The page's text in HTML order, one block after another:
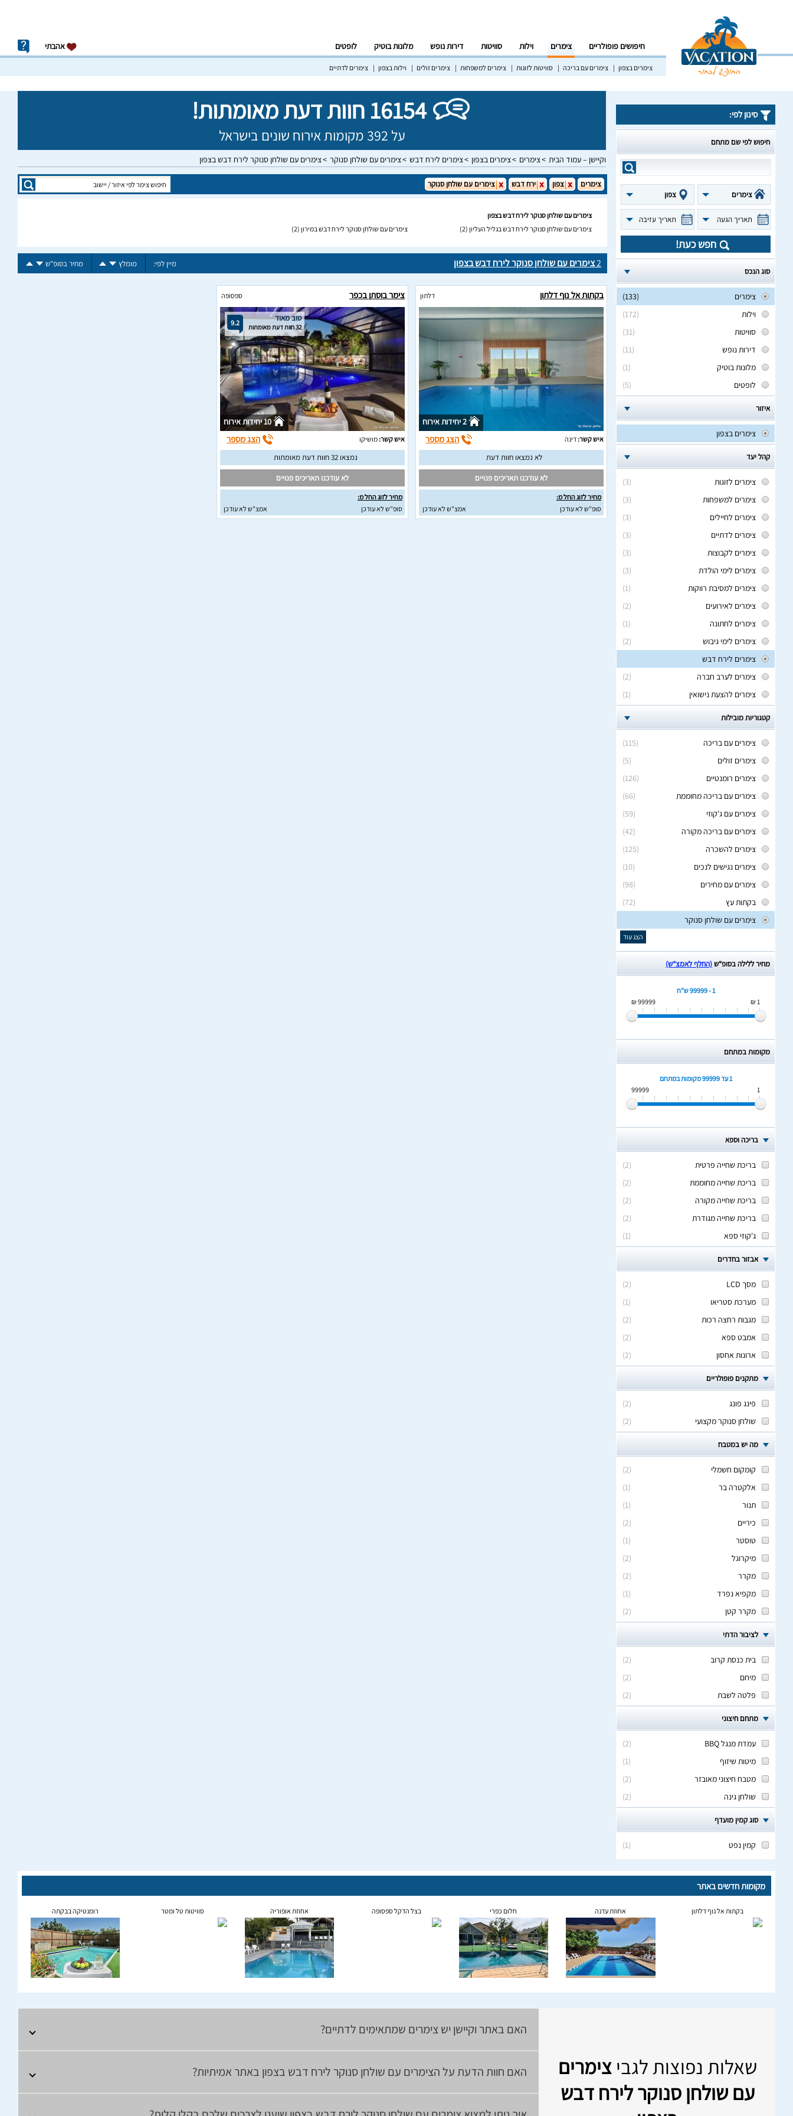
חיפושים פופולריים צימרים וילות סוויטות דירות נופש מלונות בוטיק לופטים אהבתי
צימרים בצפון צימרים עם בריכה סוויטות לזוגות צימרים למשפחות צימרים זולים וילות בצפון צימרים לדתיים
16154 חוות דעת מאומתות!
על 392 מקומות אירוח שונים בישראל
וקיישן – עמוד הבית צימרים צימרים בצפון צימרים לירח דבש צימרים עם שולחן סנוקר צימרים עם שולחן סנוקר לירח דבש בצפון
סינון לפי:
חיפוש לפי שם מתחם
צימרים צפון
תאריך הגעה תאריך עזיבה
חפש כעת!
סוג הנכס
(133)
צימרים
(172)
וילות
(31)
סוויטות
(11)
דירות נופש
(1)
מלונות בוטיק
(5)
לופטים
איזור
צימרים בצפון
קהל יעד
(3)
צימרים לזוגות
(3)
צימרים למשפחות
(3)
צימרים לחיילים
(3)
צימרים לדתיים
(3)
צימרים לקבוצות
(3)
צימרים לימי הולדת
(1)
צימרים למסיבת רווקות
(2)
צימרים לאירועים
(1)
צימרים לחתונה
(2)
צימרים לימי גיבוש
צימרים לירח דבש
(2)
צימרים לערב חברה
(1)
צימרים להצעת נישואין
קטגוריות מובילות
(115)
צימרים עם בריכה
(5)
צימרים זולים
(126)
צימרים רומנטיים
(66)
צימרים עם בריכה מחוממת
(59)
צימרים עם ג'קוזי
(42)
צימרים עם בריכה מקורה
(125)
צימרים להשכרה
(10)
צימרים נגישים לנכים
(98)
צימרים עם מחירים
(72)
בקתות עץ
צימרים עם שולחן סנוקר
הצג עוד
מחיר ללילה בסופ“ש(החלף לאמצ“ש)
1 - 99999 ש"ח
1 ₪
99999 ₪
מקומות במתחם
1 עד 99999
מקומות במתחם
1
99999
בריכה וספא
(
2
)
בריכת שחייה פרטית
(
2
)
בריכת שחייה מחוממת
(
2
)
בריכת שחייה מקורה
(
2
)
בריכת שחייה מגודרת
(
1
) ג'קוזי ספא
אבזור בחדרים
(
2
)
מסך LCD
(
1
)
מערכת סטריאו
(
2
)
מגבות רחצה רכות
(
2
)
אמבט ספא
(
2
) ארונות אחסון
מתקנים פופולריים
(
2
)
פינג פונג
(
2
) שולחן סנוקר מקצועי
מה יש במטבח
(
2
)
קומקום חשמלי
(
1
)
אלקטרה בר
(
1
)
תנור
(
2
)
כיריים
(
1
)
טוסטר
(
2
)
מיקרוגל
(
2
)
מקרר
(
1
)
מקפיא נפרד
(
2
) מקרר קטן
לציבור הדתי
(
2
)
בית כנסת קרוב
(
2
)
מיחם
(
2
) פלטה לשבת
מתחם חיצוני
(
2
)
עמדת מנגל BBQ
(
1
)
מיטות שיזוף
(
2
)
מטבח חיצוני מאובזר
(
2
) שולחן גינה
סוג קמין מועדף
(
1
) קמין נפט
צימרים צפון ירח דבש צימרים עם שולחן סנוקר
צימרים עם שולחן סנוקר לירח דבש בצפון
צימרים עם שולחן סנוקר לירח דבש בגליל העליון (2) צימרים עם שולחן סנוקר לירח דבש במירון (2)
2צימרים עם שולחן סנוקר לירח דבש בצפון מיין לפי: מומלץ מחיר בסופ"ש
בקתות אל נוף דלתון דלתון
2 יחידות אירוח
איש קשר:דינה הצג מספר
לא נמצאו חוות דעת
לא עודכנו תאריכים פנויים
מחיר לזוג החל מ:
סופ"ש לא עודכן
אמצ"ש לא עודכן
צימר בוסתן בכפר ספסופה
9.2 טוב מאוד
32 חוות דעת מאומתות
10 יחידות אירוח
איש קשר:מושיקו הצג מספר
נמצאו 32 חוות דעת מאומתות
לא עודכנו תאריכים פנויים
מחיר לזוג החל מ:
סופ"ש לא עודכן
אמצ"ש לא עודכן
מקומות חדשים באתר
בקתות אל נוף דלתון אחוזת עדנה חלום כפרי בצל הדקל ספסופה אחוזת אופוריה סוויטות טל ומטר רומנטיקה בבקתה
שאלות נפוצות לגביצימרים
עם שולחן סנוקר לירח דבש
האם באתר וקיישן יש צימרים שמתאימים לדתיים?
האם חוות הדעת על הצימרים עם שולחן סנוקר לירח דבש בצפון באתר אמיתיות?